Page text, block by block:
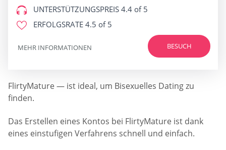
UNTERSTÜTZUNGSPREIS 4.4 of 5
ERFOLGSRATE 4.5 of 5
BESUCH
MEHR INFORMATIONEN
FlirtyMature — ist ideal, um Bisexuelles Dating zu
finden.
Das Erstellen eines Kontos bei FlirtyMature ist dank
eines einstufigen Verfahrens schnell und einfach.